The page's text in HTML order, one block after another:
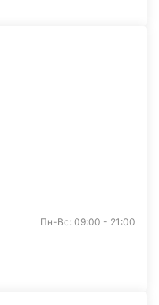
Пн-Вс: 09:00 - 21:00